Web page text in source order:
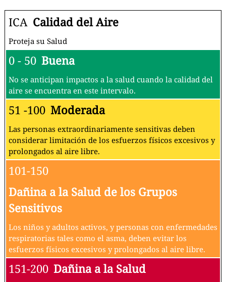
ICA Calidad del Aire
Proteja su Salud
0 - 50 Buena
No se anticipan impactos a la salud cuando la calidad del
aire se encuentra en este intervalo.
51 -100 Moderada
Las personas extraordinariamente sensitivas deben
considerar limitación de los esfuerzos físicos excesivos y
prolongados al aire libre.
101-150
Dañina a la Salud de los Grupos
Sensitivos
Los niños y adultos activos, y personas con enfermedades
respiratorias tales como el asma, deben evitar los
esfuerzos físicos excesivos y prolongados al aire libre.
151-200 Dañina a la Salud